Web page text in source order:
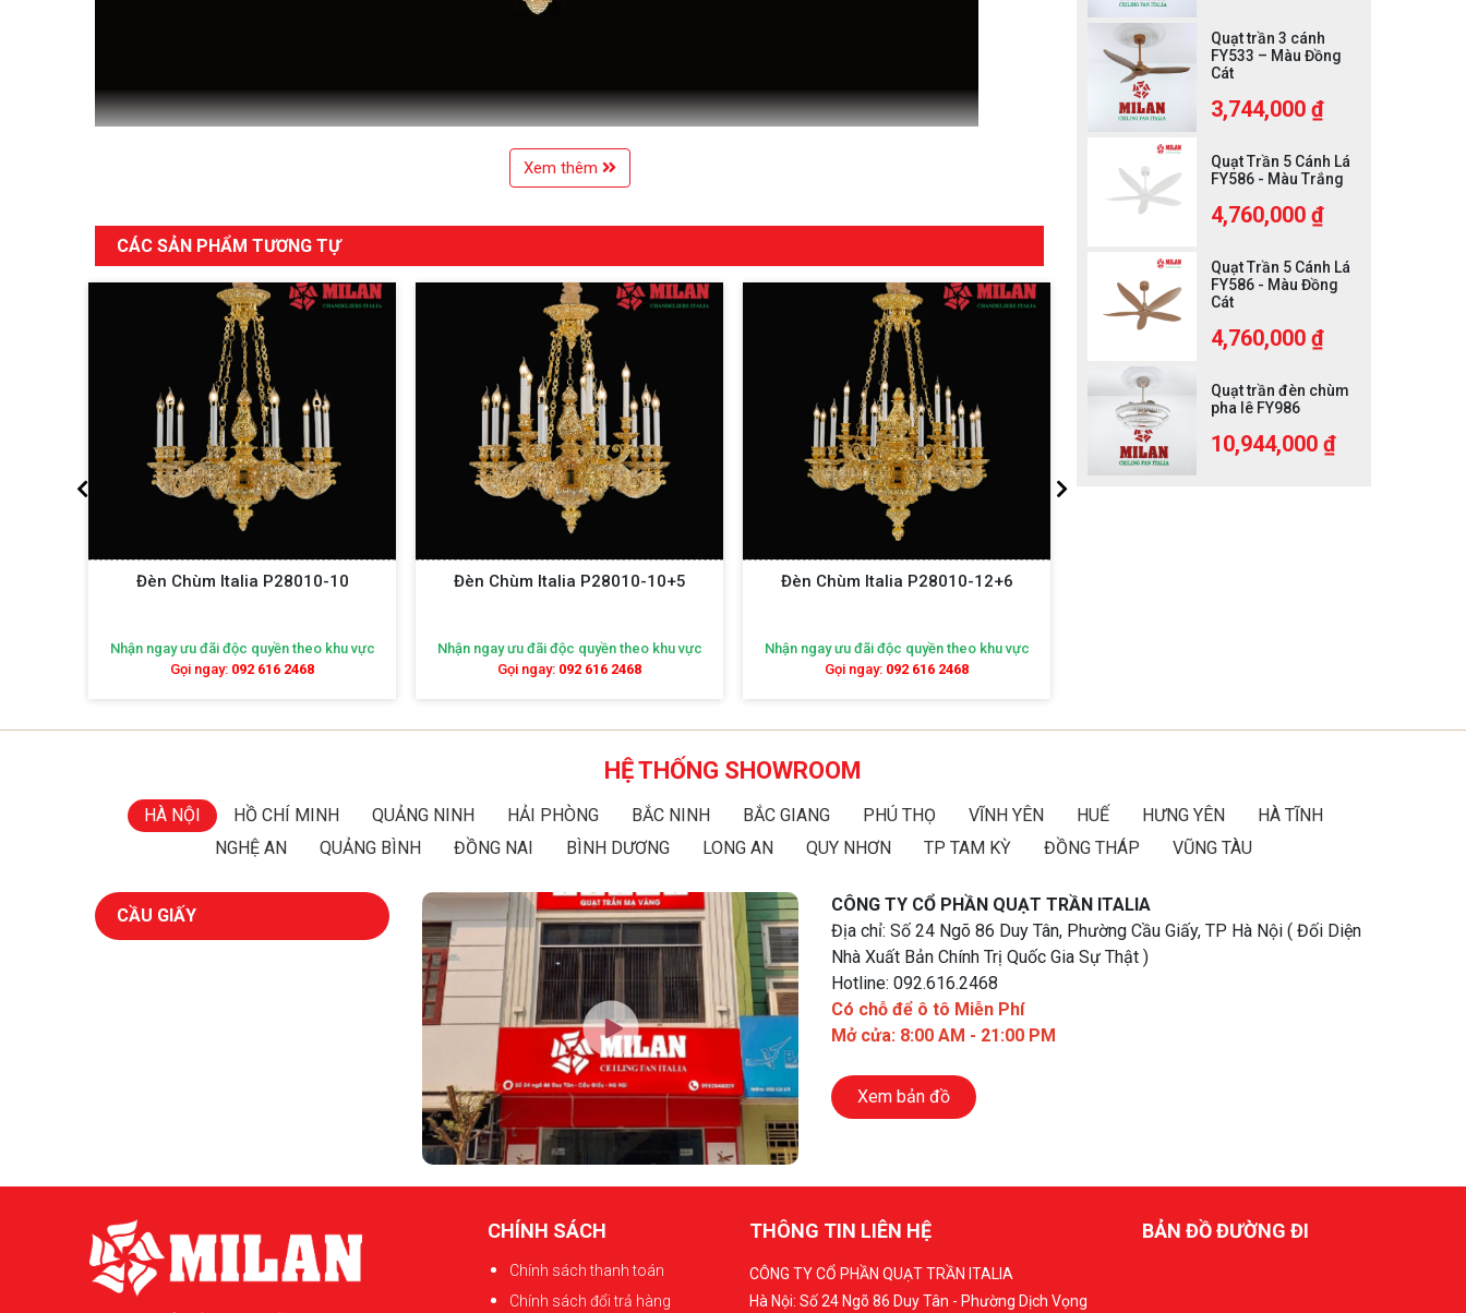
Xem thêm
CÁC SẢN PHẨM TƯƠNG TỰ
Đèn Chùm Italia P28010-10
Nhận ngay ưu đãi độc quyền theo khu vực
Gọi ngay: 092 616 2468
Đèn Chùm Italia P28010-10+5
Nhận ngay ưu đãi độc quyền theo khu vực
Gọi ngay: 092 616 2468
Đèn Chùm Italia P28010-12+6
Nhận ngay ưu đãi độc quyền theo khu vực
Gọi ngay: 092 616 2468
Quạt trần 3 cánh
FY533 – Màu Đồng
Cát
3,744,000 ₫
Quạt Trần 5 Cánh Lá
FY586 - Màu Trắng
4,760,000 ₫
Quạt Trần 5 Cánh Lá
FY586 - Màu Đồng
Cát
4,760,000 ₫
Quạt trần đèn chùm
pha lê FY986
10,944,000 ₫
HỆ THỐNG SHOWROOM
HÀ NỘI HỒ CHÍ MINH QUẢNG NINH HẢI PHÒNG BẮC NINH BẮC GIANG PHÚ THỌ VĨNH YÊN HUẾ HƯNG YÊN
HÀ TĨNH
NGHỆ AN
QUẢNG BÌNH ĐỒNG NAI BÌNH DƯƠNG LONG AN QUY NHƠN TP TAM KỲ ĐỒNG THÁP VŨNG TÀU
CẦU GIẤY
CÔNG TY CỔ PHẦN QUẠT TRẦN ITALIA
Địa chỉ: Số 24 Ngõ 86 Duy Tân, Phường Cầu Giấy, TP Hà Nội ( Đối Diện
Nhà Xuất Bản Chính Trị Quốc Gia Sự Thật )
Hotline: 092.616.2468
Có chỗ để ô tô Miễn Phí
Mở cửa: 8:00 AM - 21:00 PM
Xem bản đồ
CHÍNH SÁCH
Chính sách thanh toán
Chính sách đổi trả hàng
THÔNG TIN LIÊN HỆ
CÔNG TY CỔ PHẦN QUẠT TRẦN ITALIA
Hà Nội: Số 24 Ngõ 86 Duy Tân - Phường Dịch Vọng
BẢN ĐỒ ĐƯỜNG ĐI